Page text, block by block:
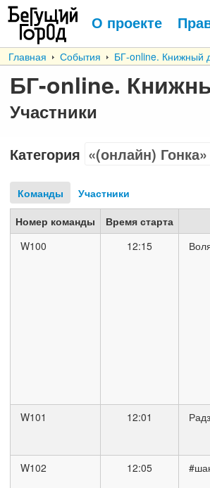
О проекте
Главная События БГ-online. Книжный
БГ-online.
Участники
Категория
Команды Участники
Номер команды Время старта
W100
12:15
W101 12:01
W102 12:05